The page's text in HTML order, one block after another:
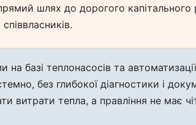
шлях до дорогого
базі теплонасосів та
без глибокої діагностики і
витрати тепла, а правління не має